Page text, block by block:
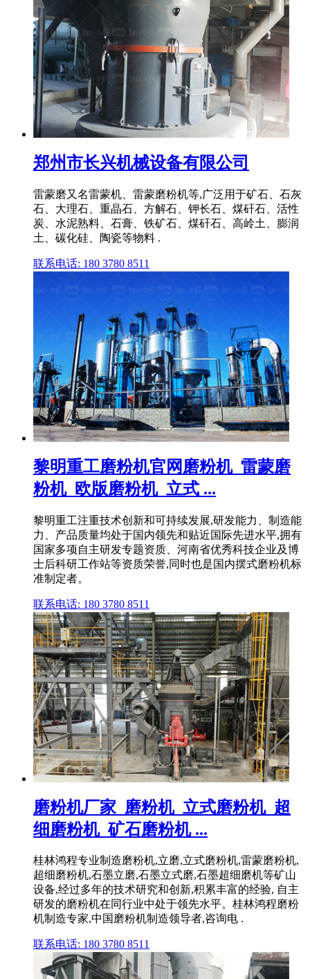
郑州市长兴机械设备有限公司
雷蒙磨又名雷蒙机、雷蒙磨粉机等,广泛用于矿石、石灰
石、大理石、重晶石、方解石、钾长石、煤矸石、活性
炭、水泥熟料、石膏、铁矿石、煤矸石、高岭土、膨润
土、碳化硅、陶瓷等物料 .
联系电话: 180 3780 8511
黎明重工磨粉机官网磨粉机_雷蒙磨
粉机_欧版磨粉机_立式 ...
黎明重工注重技术创新和可持续发展,研发能力、制造能
力、产品质量均处于国内领先和贴近国际先进水平,拥有
国家多项自主研发专题资质、河南省优秀科技企业及博
士后科研工作站等资质荣誉,同时也是国内摆式磨粉机标
准制定者。
联系电话: 180 3780 8511
磨粉机厂家_磨粉机_立式磨粉机_超
细磨粉机_矿石磨粉机 ...
桂林鸿程专业制造磨粉机,立磨,立式磨粉机,雷蒙磨粉机,
超细磨粉机,石墨立磨,石墨立式磨,石墨超细磨机等矿山
设备,经过多年的技术研究和创新,积累丰富的经验, 自主
研发的磨粉机在同行业中处于领先水平。桂林鸿程磨粉
机制造专家,中国磨粉机制造领导者,咨询电 .
联系电话: 180 3780 8511